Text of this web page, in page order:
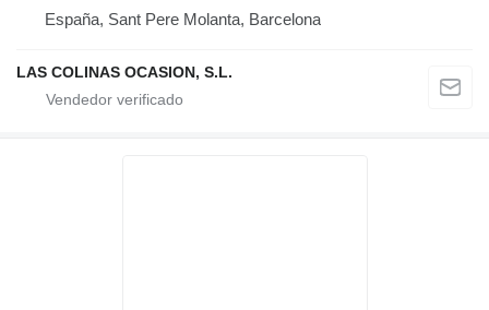
España, Sant Pere Molanta, Barcelona
LAS COLINAS OCASION, S.L.